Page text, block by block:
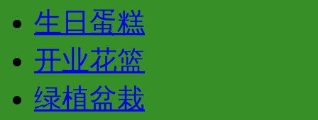
生日蛋糕
开业花篮
绿植盆栽